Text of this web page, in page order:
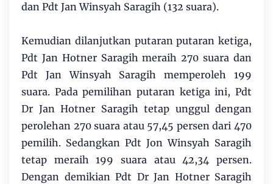
dan Pdt Jan Winsyah Saragih (132 suara).
Kemudian dilanjutkan putaran putaran ketiga,
Pdt Jan Hotner Saragih meraih 270 suara dan
Pdt Jan Winsyah Saragih memperoleh 199
suara. Pada pemilihan putaran ketiga ini, Pdt
Dr Jan Hotner Saragih tetap unggul dengan
perolehan 270 suara atau 57,45 persen dari 470
pemilih. Sedangkan Pdt Jon Winsyah Saragih
tetap meraih 199 suara atau 42,34 persen.
Dengan demikian Pdt Dr Jan Hotner Saragih